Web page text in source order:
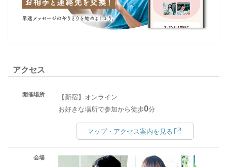
アクセス
開催場所
【新宿】オンライン
お好きな場所で参加から徒歩0分
マップ・アクセス案内を見る
会場